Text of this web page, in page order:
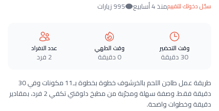
سجّل دخولك للتقييممنذ 4 أسابيع 995 زيارات
وقت التحضير
30 دقيقة
وقت الطهي
0 دقيقة
عدد الافراد
2 فرد
طريقة عمل طاجن اللحم بالخرشوف خطوة بخطوة بـ11 مكونات وفي 30
دقيقة فقط. وصفة سهلة ومجرّبة من مطبخ دلوقتي تكفي 2 فرد، بمقادير
دقيقة وخطوات واضحة.